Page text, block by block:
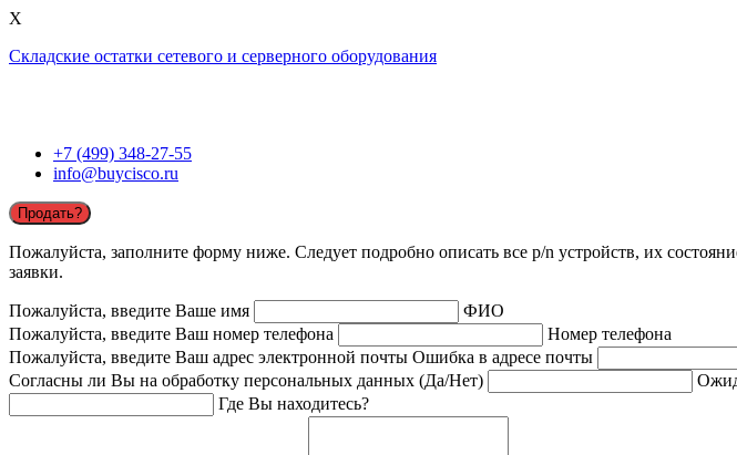
X
Складские остатки сетевого и серверного оборудования
+7 (499) 348-27-55
info@buycisco.ru
Продать?
Пожалуйста, заполните форму ниже. Следует подробно описать все p/n устройств, их
заявки.
Пожалуйста, введите Ваше имя
ФИО
Пожалуйста, введите Ваш номер телефона
Номер телефона
Пожалуйста, введите Ваш адрес электронной почты Ошибка в адресе почты
Согласны ли Вы на обработку персональных данных (Да/Нет)
Где Вы находитесь?